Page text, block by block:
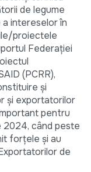
de legume
intereselor în
proiectele
Federației
(PCRR),
și
și exportatorilor
pentru
2024, când peste
forțele și au
de